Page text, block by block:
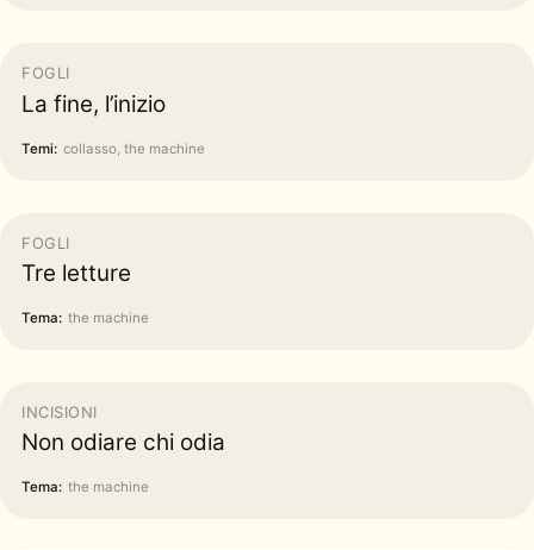
FOGLI
La fine, l’inizio
Temi: collasso, the machine
FOGLI
Tre letture
Tema: the machine
INCISIONI
Non odiare chi odia
Tema: the machine